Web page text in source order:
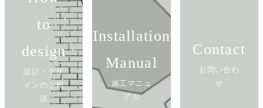
to
design
設計・デザ
インのご相
談
Installation
Manual
施工マニュ
アル
Contact
お問い合わ
せ